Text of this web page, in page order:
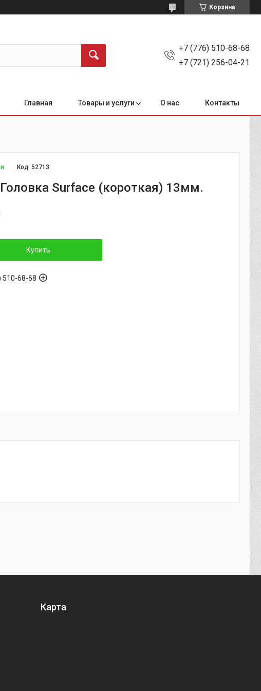
Корзина
+7 (776) 510-68-68
+7 (721) 256-04-21
Главная Товары и услуги О нас Контакты
Код:52713
Surface (короткая) 13мм.
Купить
510-68-68
Карта